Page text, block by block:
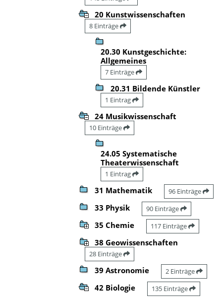
20 Kunstwissenschaften
8 Einträge
20.30 Kunstgeschichte:
Allgemeines
7 Einträge
20.31 Bildende Künstler
1 Eintrag
24 Musikwissenschaft
10 Einträge
24.05 Systematische
Theaterwissenschaft
1 Eintrag
31 Mathematik 96 Einträge
33 Physik 90 Einträge
35 Chemie 117 Einträge
38 Geowissenschaften
28 Einträge
39 Astronomie 2 Einträge
42 Biologie 135 Einträge